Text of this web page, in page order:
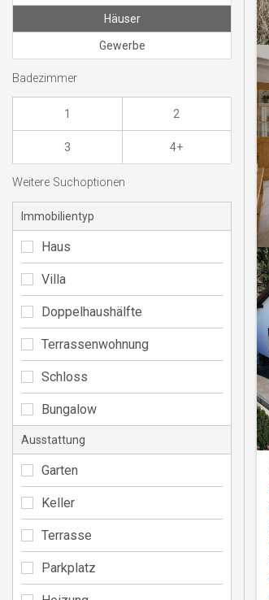
Häuser
Gewerbe
Badezimmer
1 2
3 4+
Weitere Suchoptionen
Immobilientyp
Haus
Villa
Doppelhaushälfte
Terrassenwohnung
Schloss
Bungalow
Ausstattung
Garten
Keller
Terrasse
Parkplatz